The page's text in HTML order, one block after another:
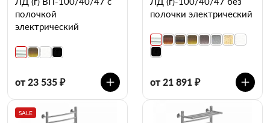
полочкой
электрический
от 23 535 ₽
полочки электрический
от 21 891 ₽
SALE